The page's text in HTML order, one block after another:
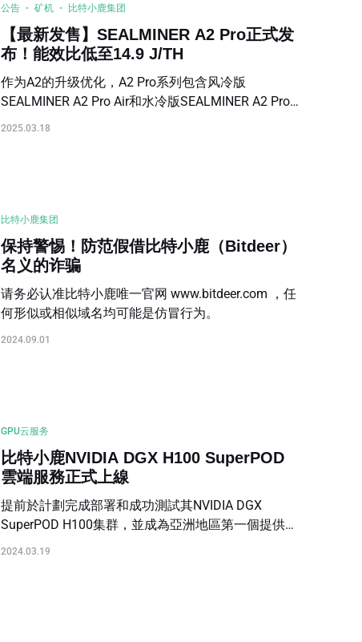
公告 矿机 比特小鹿集团
【最新发售】SEALMINER A2 Pro正式发
布！能效比低至14.9 J/TH
作为A2的升级优化，A2 Pro系列包含风冷版
SEALMINER A2 Pro Air和水冷版SEALMINER A2 Pro
Hyd两款机型，能效比低至14.9 J/TH！
2025.03.18
比特小鹿集团
保持警惕！防范假借比特小鹿（Bitdeer）
名义的诈骗
请务必认准比特小鹿唯一官网 www.bitdeer.com ，任
何形似或相似域名均可能是仿冒行为。
2024.09.01
GPU云服务
比特小鹿NVIDIA DGX H100 SuperPOD
雲端服務正式上線
提前於計劃完成部署和成功測試其NVIDIA DGX
SuperPOD H100集群，並成為亞洲地區第一個提供
NVIDIA DGX SuperPOD H100的雲端服務平台。
2024.03.19